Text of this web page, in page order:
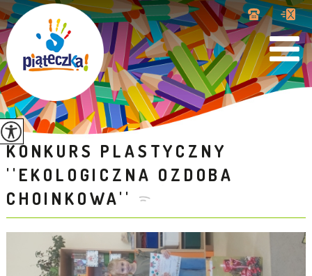
KONKURS PLASTYCZNY
''EKOLOGICZNA OZDOBA
CHOINKOWA''